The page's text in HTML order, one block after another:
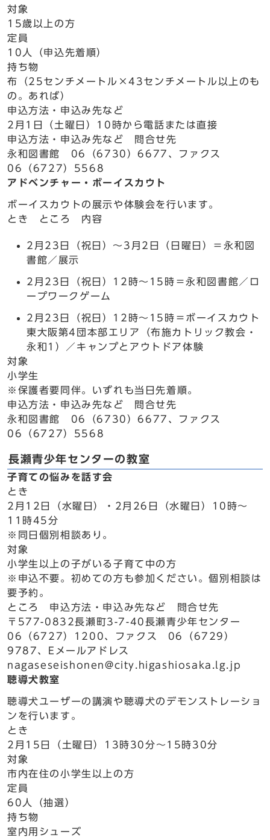
対象
15歳以上の方
定員
10人（申込先着順）
持ち物
布（25センチメートル×43センチメートル以上のも
の。あれば）
申込方法・申込み先など
2月1日（土曜日）10時から電話または直接
申込方法・申込み先など 問合せ先
永和図書館 06（6730）6677、ファクス
06（6727）5568
アドベンチャー・ボーイスカウト
ボーイスカウトの展示や体験会を行います。
とき ところ 内容
2月23日（祝日）～3月2日（日曜日）＝永和図
書館／展示
2月23日（祝日）12時～15時＝永和図書館／ロ
ープワークゲーム
2月23日（祝日）12時～15時＝ボーイスカウト
東大阪第4団本部エリア（布施カトリック教会・
永和1）／キャンプとアウトドア体験
対象
小学生
※保護者要同伴。いずれも当日先着順。
申込方法・申込み先など 問合せ先
永和図書館 06（6730）6677、ファクス
06（6727）5568
長瀬青少年センターの教室
子育ての悩みを話す会
とき
2月12日（水曜日）・2月26日（水曜日）10時～
11時45分
※同日個別相談あり。
対象
小学生以上の子がいる子育て中の方
※申込不要。初めての方も参加ください。個別相談は
要予約。
ところ 申込方法・申込み先など 問合せ先
〒577-0832長瀬町3-7-40長瀬青少年センター
06（6727）1200、ファクス 06（6729）
9787、Eメールアドレス
nagaseseishonen@city.higashiosaka.lg.jp
聴導犬教室
聴導犬ユーザーの講演や聴導犬のデモンストレーショ
ンを行います。
とき
2月15日（土曜日）13時30分～15時30分
対象
市内在住の小学生以上の方
定員
60人（抽選）
持ち物
室内用シューズ